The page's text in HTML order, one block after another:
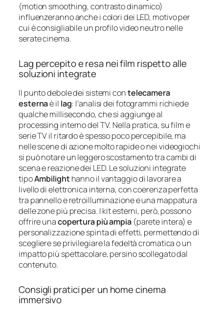
(motion smoothing, contrasto dinamico)
influenzeranno anche i colori dei LED, motivo per
cui è consigliabile un profilo video neutro nelle
serate cinema.
Lag percepito e resa nei film rispetto alle
soluzioni integrate
Il punto debole dei sistemi contelecamera
esternaè il lag: l’analisi dei fotogrammi richiede
qualche millisecondo, che si aggiunge al
processing interno del TV. Nella pratica, su film e
serie TV il ritardo è spesso poco percepibile, ma
nelle scene di azione molto rapide o nei videogiochi
si può notare un leggero scostamento tra cambi di
scena e reazione dei LED. Le soluzioni integrate
tipoAmbilighthanno il vantaggio di lavorare a
livello di elettronica interna, con coerenza perfetta
tra pannello e retroilluminazione e una mappatura
delle zone più precisa. I kit esterni, però, possono
offrire unacopertura più ampia(parete intera) e
personalizzazione spinta di effetti, permettendo di
scegliere se privilegiare la fedeltà cromatica o un
impatto più spettacolare, persino scollegato dal
contenuto.
Consigli pratici per un home cinema
immersivo